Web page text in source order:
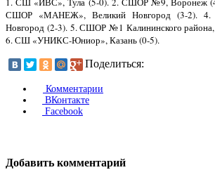
СШОР «МАНЕЖ», Великий Новгород (3-2).
Новгород (2-3). 5. СШОР №1 Калининского района,
6. СШ «УНИКС-Юниор», Казань (0-5).
Поделиться:
Комментарии
ВКонтакте
Facebook
Добавить комментарий